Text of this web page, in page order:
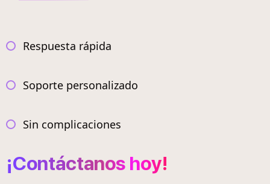
Respuesta rápida
Soporte personalizado
Sin complicaciones
¡Contáctanos hoy!